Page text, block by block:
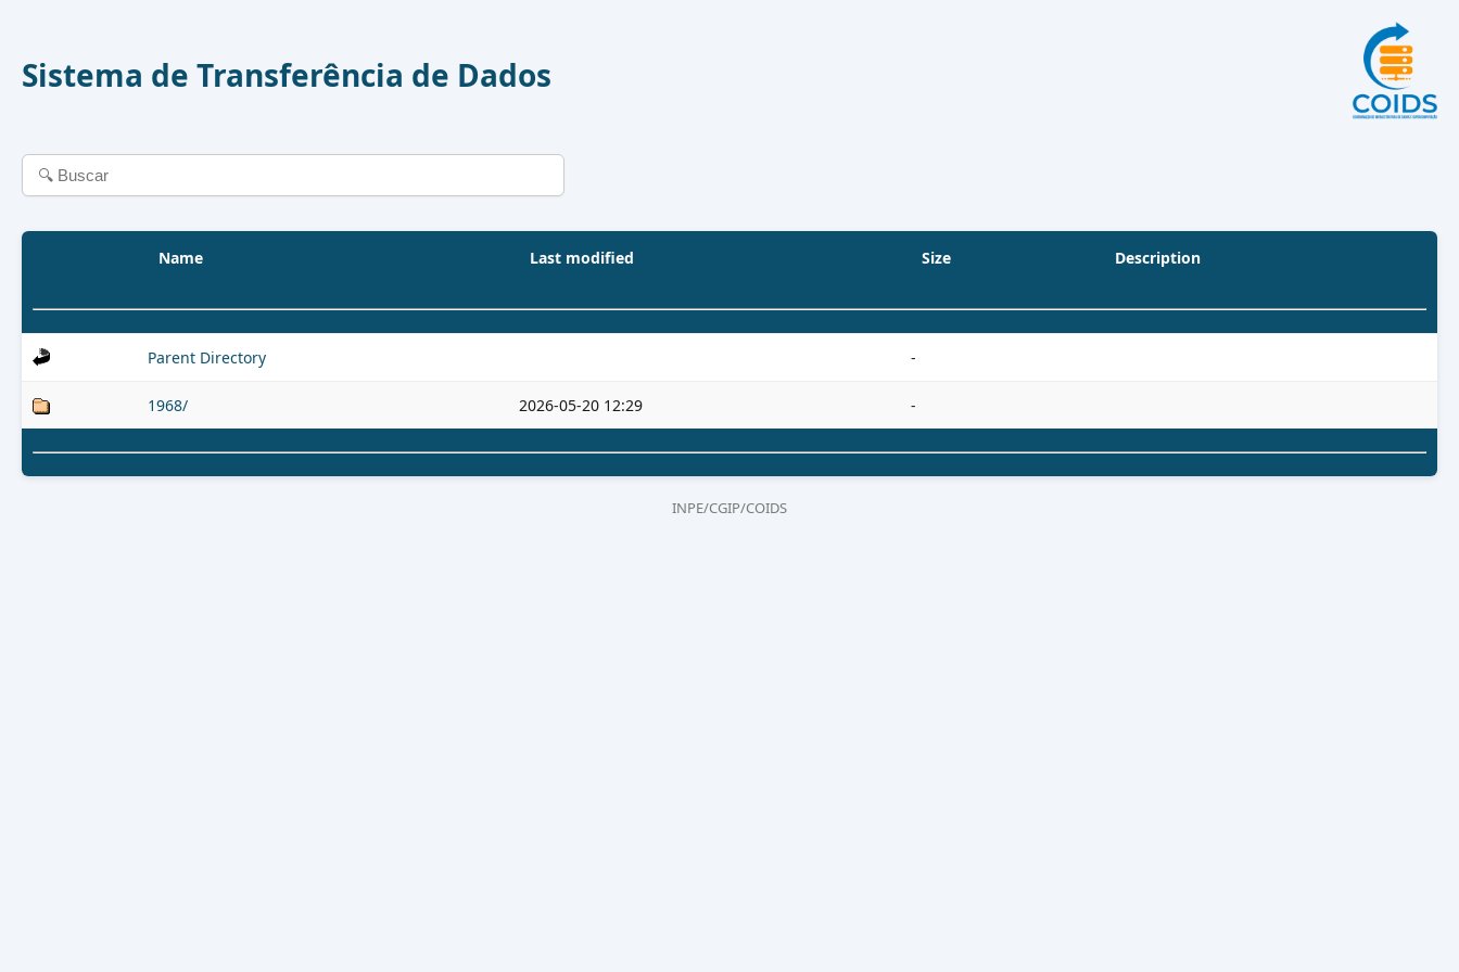
Sistema de Transferência de Dados
Name Last modified Size Description
Parent Directory -
1968/ 2026-05-20 12:29 -
INPE/CGIP/COIDS